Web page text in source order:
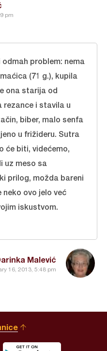
pm
Malević
16, 2013, 5:48 pm
problem: nema
(71 g.), kupila
ona starija od
rezance i stavila u
biber, malo senfa
u frižideru. Sutra
će biti, videćemo,
uz meso sa
prilog, možda bareni
neko ovo jelo već
iskustvom.